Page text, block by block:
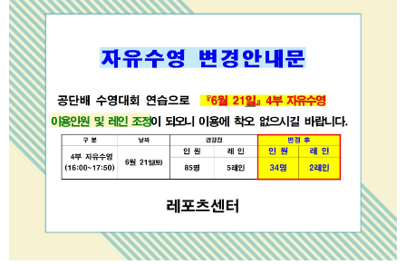
장
명
자
일
수